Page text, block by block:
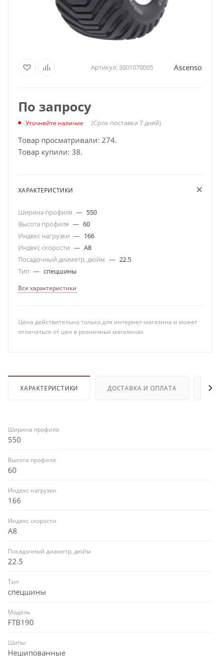
Артикул:3001070005 Ascenso
По запросу
Уточняйте наличие (Срок поставки 7 дней)
Товар просматривали: 274.
Товар купили: 38.
ХАРАКТЕРИСТИКИ
Ширина профиля — 550
Высота профиля — 60
Индекс нагрузки — 166
Индекс скорости — A8
Посадочный диаметр, дюйм — 22.5
Тип — спецшины
Все характеристики
Цена действительна только для интернет-магазина и может
отличаться от цен в розничных магазинах
ХАРАКТЕРИСТИКИ ДОСТАВКА И ОПЛАТА
Ширина профиля
550
Высота профиля
60
Индекс нагрузки
166
Индекс скорости
A8
Посадочный диаметр, дюйм
22.5
Тип
спецшины
Модель
FTB190
Шипы
Нешипованные